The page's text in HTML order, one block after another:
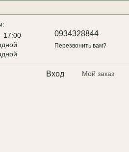
0934328844
Перезвонить вам?
Вход Мой заказ